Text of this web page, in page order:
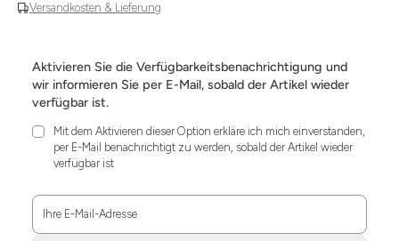
Versandkosten & Lieferung
Aktivieren Sie die Verfügbarkeitsbenachrichtigung und
wir informieren Sie per E-Mail, sobald der Artikel wieder
verfügbar ist.
Mit dem Aktivieren dieser Option erkläre ich mich einverstanden,
per E-Mail benachrichtigt zu werden, sobald der Artikel wieder
verfügbar ist
Ihre E-Mail-Adresse